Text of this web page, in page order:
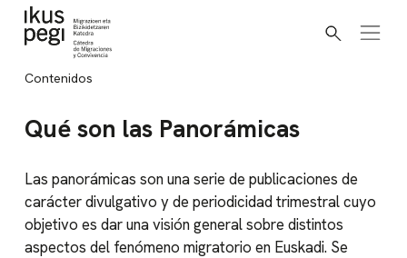
Buscar
Contenidos
Qué son las Panorámicas
Las panorámicas son una serie de publicaciones de
carácter divulgativo y de periodicidad trimestral cuyo
objetivo es dar una visión general sobre distintos
aspectos del fenómeno migratorio en Euskadi. Se